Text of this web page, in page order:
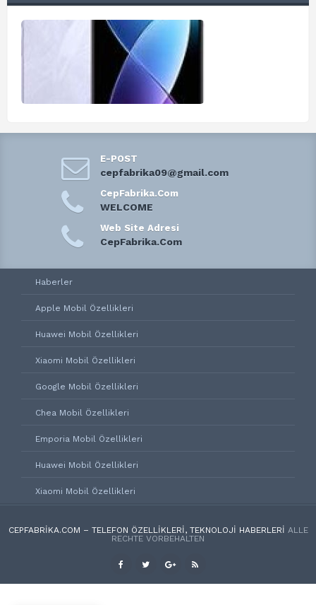
E-POST
cepfabrika09@gmail.com
CepFabrika.Com
WELCOME
Web Site Adresi
CepFabrika.Com
Haberler
Apple Mobil Özellikleri
Huawei Mobil Özellikleri
Xiaomi Mobil Özellikleri
Google Mobil Özellikleri
Chea Mobil Özellikleri
Emporia Mobil Özellikleri
Huawei Mobil Özellikleri
Xiaomi Mobil Özellikleri
CEPFABRIKA.COM – TELEFON ÖZELLIKLERI, TEKNOLOJI HABERLERI ALLE
RECHTE VORBEHALTEN